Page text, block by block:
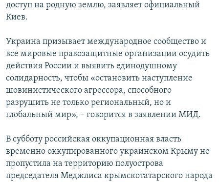
доступ на родную землю, заявляет официальный
Киев.
Украина призывает международное сообщество и
все мировые правозащитные организации осудить
действия России и выявить единодушному
солидарность, чтобы «остановить наступление
шовинистического агрессора, способного
разрушить не только региональный, но и
глобальный мир», – говорится в заявлении МИД.
В субботу российская оккупационная власть
временно оккупированного украинском Крыму не
пропустила на территорию полуострова
председателя Меджлиса крымскотатарского народа